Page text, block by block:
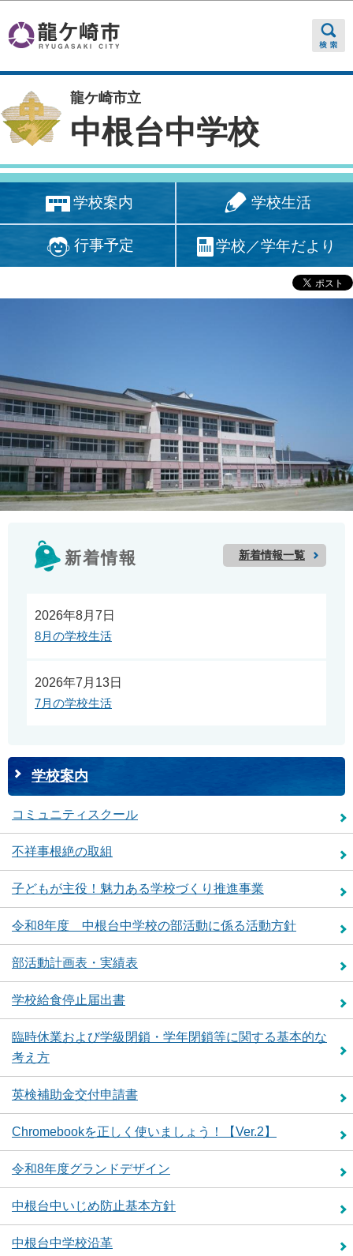
龍ケ崎市立
中根台中学校
学校案内 学校生活
行事予定 学校／学年だより
新着情報 新着情報一覧
2026年8月7日
8月の学校生活
2026年7月13日
7月の学校生活
学校案内
コミュニティスクール
不祥事根絶の取組
子どもが主役！魅力ある学校づくり推進事業
令和8年度 中根台中学校の部活動に係る活動方針
部活動計画表・実績表
学校給食停止届出書
臨時休業および学級閉鎖・学年閉鎖等に関する基本的な
考え方
英検補助金交付申請書
Chromebookを正しく使いましょう！【Ver.2】
令和8年度グランドデザイン
中根台中いじめ防止基本方針
中根台中学校沿革